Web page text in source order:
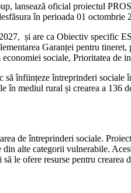
lansează oficial proiectul
în perioada 01 octombrie
și are ca Obiectiv specific
Garanței pentru
sociale, Prioritatea de
înființeze întreprinderi sociale
mediul rural și crearea a 136
de întreprinderi sociale.
alte categorii vulnerabile.
le ofere resurse pentru crearea